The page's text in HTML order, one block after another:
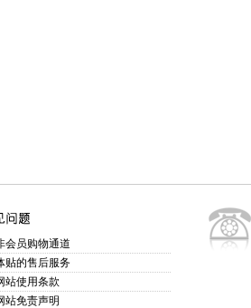
会员购物通道
贴的售后服务
站使用条款
站免责声明